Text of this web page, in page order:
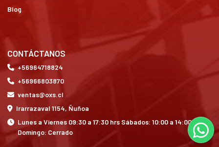
Blog
CONTÁCTANOS
+56964718824
+56966803870
ventas@oxs.cl
Irarrazaval 1154, Ñuñoa
Lunes a Viernes 09:30 a 17:30 hrs Sábados: 10:00 a 14:00 hrs
Domingo: Cerrado